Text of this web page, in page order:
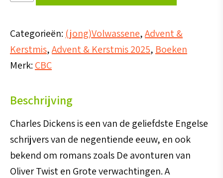
Jezus
-
Charles
aantal
Categorieën: (jong)Volwassene,Advent &
Kerstmis,Advent & Kerstmis 2025, Boeken
Merk: CBC
Beschrijving
Charles Dickens is een van de geliefdste Engelse
schrijvers van de negentiende eeuw, en ook
bekend om romans zoals De avonturen van
Oliver Twist en Grote verwachtingen. A